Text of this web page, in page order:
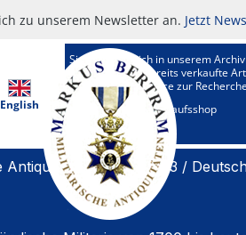
zu unserem Newsletter an. Jetzt
English
Sie befinden sich in unserem
Hier sehen Sie bereits verkaufte
ist ein Kundenservice zur
Zu unserem Verkaufsshop
Antiquitäten 1919 bis 1933 /